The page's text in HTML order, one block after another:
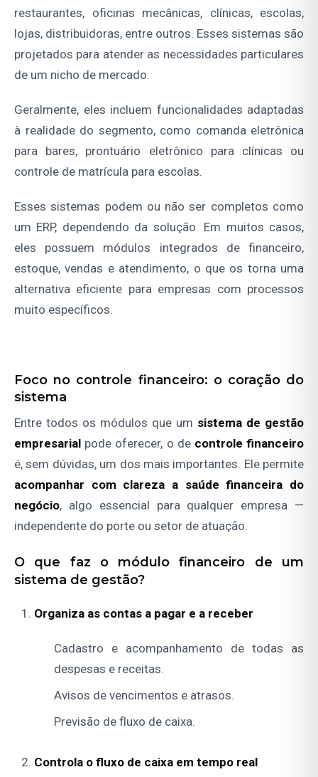
restaurantes, oficinas mecânicas, clínicas, escolas,
lojas, distribuidoras, entre outros. Esses sistemas são
projetados para atender as necessidades particulares
de um nicho de mercado.
Geralmente, eles incluem funcionalidades adaptadas
à realidade do segmento, como comanda eletrônica
para bares, prontuário eletrônico para clínicas ou
controle de matrícula para escolas.
Esses sistemas podem ou não ser completos como
um ERP, dependendo da solução. Em muitos casos,
eles possuem módulos integrados de financeiro,
estoque, vendas e atendimento, o que os torna uma
alternativa eficiente para empresas com processos
muito específicos.
Foco no controle financeiro: o coração do
sistema
Entre todos os módulos que um sistema de gestão
empresarial pode oferecer, o de controle financeiro
é, sem dúvidas, um dos mais importantes. Ele permite
acompanhar com clareza a saúde financeira do
negócio, algo essencial para qualquer empresa —
independente do porte ou setor de atuação.
O que faz o módulo financeiro de um
sistema de gestão?
Organiza as contas a pagar e a receber
Cadastro e acompanhamento de todas as
despesas e receitas.
Avisos de vencimentos e atrasos.
Previsão de fluxo de caixa.
Controla o fluxo de caixa em tempo real